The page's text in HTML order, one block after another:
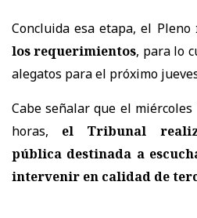
Concluida esa etapa, el Pleno
los requerimientos, para lo
alegatos para el próximo
Cabe señalar que el miércoles
horas, el Tribunal
pública destinada a
intervenir en calidad de